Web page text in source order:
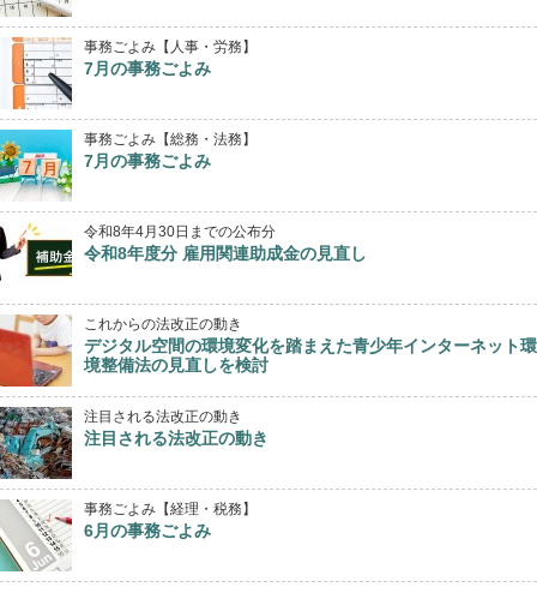
事務ごよみ【人事・労務】
7月の事務ごよみ
事務ごよみ【総務・法務】
7月の事務ごよみ
令和8年4月30日までの公布分
令和8年度分 雇用関連助成金の見直し
これからの法改正の動き
デジタル空間の環境変化を踏まえた青少年インターネット環
境整備法の見直しを検討
注目される法改正の動き
注目される法改正の動き
事務ごよみ【経理・税務】
6月の事務ごよみ